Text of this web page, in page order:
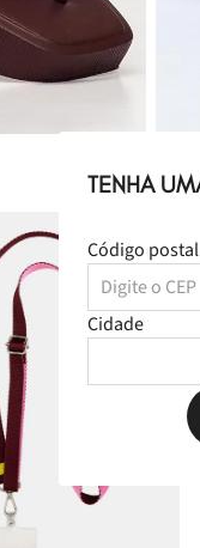
TENHA
Código postal
Cidade